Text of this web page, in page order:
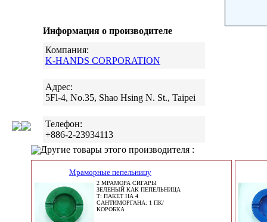
Информация о производителе
Компания:
K-HANDS CORPORATION
Адрес:
5Fl-4, No.35, Shao Hsing N. St., Taipei
Телефон:
+886-2-23934113
Другие товары этого производителя :
Мраморные пепельницу
2 МРАМОРА СИГАРЫ
ЗЕЛЕНЫЙ КАК ПЕПЕЛЬНИЦА
T: ПАКЕТ НА 4
САНТИМОРГАНА: 1 ПК/
КОРОБКА